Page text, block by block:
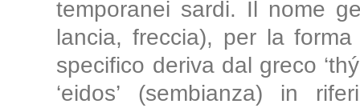
temporanei sardi. Il nome
lancia, freccia), per la
specifico deriva dal greco
‘eidos’ (sembianza) in